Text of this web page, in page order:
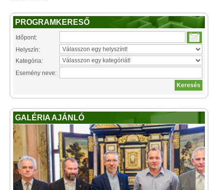
PROGRAMKERESŐ
Időpont:
Helyszín:
Kategória:
Esemény neve:
GALÉRIA AJÁNLÓ